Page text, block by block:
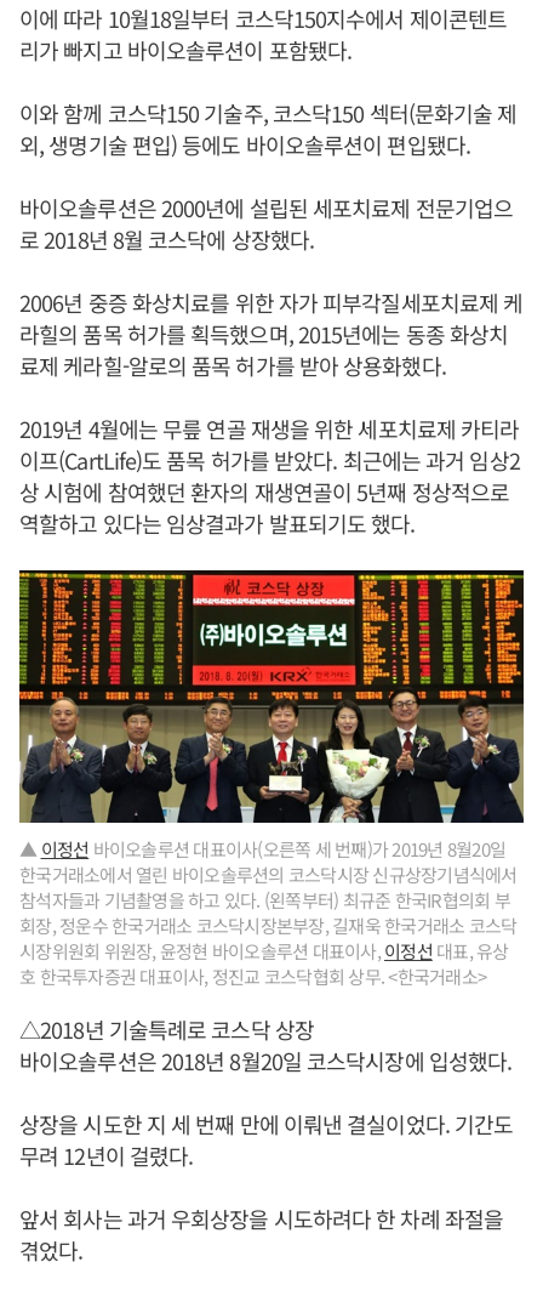
이에 따라 10월18일부터 코스닥150지수에서 제이콘텐트
리가 빠지고 바이오솔루션이 포함됐다.
이와 함께 코스닥150 기술주, 코스닥150 섹터(문화기술 제
외, 생명기술 편입) 등에도 바이오솔루션이 편입됐다.
바이오솔루션은 2000년에 설립된 세포치료제 전문기업으
로 2018년 8월 코스닥에 상장했다.
2006년 중증 화상치료를 위한 자가 피부각질세포치료제 케
라힐의 품목 허가를 획득했으며, 2015년에는 동종 화상치
료제 케라힐-알로의 품목 허가를 받아 상용화했다.
2019년 4월에는 무릎 연골 재생을 위한 세포치료제 카티라
이프(CartLife)도 품목 허가를 받았다. 최근에는 과거 임상2
상 시험에 참여했던 환자의 재생연골이 5년째 정상적으로
역할하고 있다는 임상결과가 발표되기도 했다.
▲ 이정선 바이오솔루션 대표이사(오른쪽 세 번째)가 2019년 8월20일
한국거래소에서 열린 바이오솔루션의 코스닥시장 신규상장기념식에서
참석자들과 기념촬영을 하고 있다. (왼쪽부터) 최규준 한국IR협의회 부
회장, 정운수 한국거래소 코스닥시장본부장, 길재욱 한국거래소 코스닥
시장위원회 위원장, 윤정현 바이오솔루션 대표이사,이정선 대표, 유상
호 한국투자증권 대표이사, 정진교 코스닥협회 상무. <한국거래소>
△2018년 기술특례로 코스닥 상장
바이오솔루션은 2018년 8월20일 코스닥시장에 입성했다.
상장을 시도한 지 세 번째 만에 이뤄낸 결실이었다. 기간도
무려 12년이 걸렸다.
앞서 회사는 과거 우회상장을 시도하려다 한 차례 좌절을
겪었다.